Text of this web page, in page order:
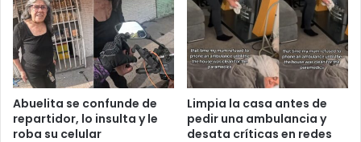
Calaverita,
en
Acapulco
Abuelita se confunde de
repartidor, lo insulta y le
roba su celular
Limpia la casa antes de
pedir una ambulancia y
desata críticas en redes